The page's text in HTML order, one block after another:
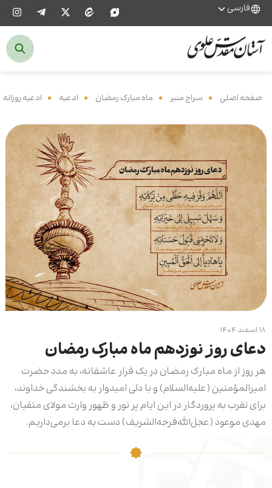
فارسی
صفحه اصلی سراج منیر ماه مبارک رمضان ادعیه ادعیه روزانه
۱۸ اسفند ۱۴۰۴
دعای روز نوزدهم ماه مبارک رمضان
هر روز از ماه مبارک رمضان در یک قرار عاشقانه، به مدد حضرت
امیرالمؤمنین (علیه‌السلام) و با دلی امیدوار به بخشندگی خداوند،
برای تقرب به پروردگار در این ایام پر نور و ظهور وارث مولای متقیان،
مهدی موعود (عجل‌الله‌فرجه‌ا‌لشریف) دست به دعا برمی‌داریم.